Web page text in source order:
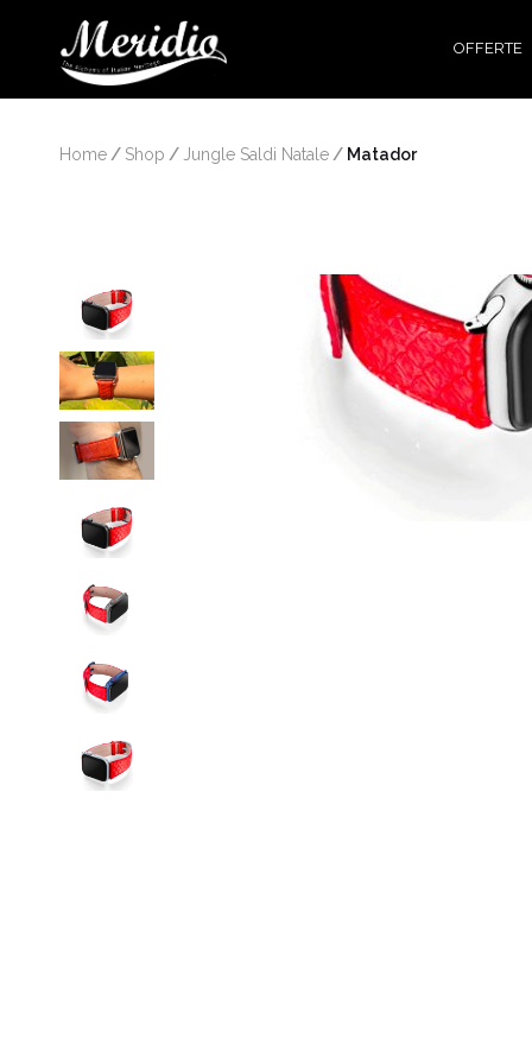
OFFERTE
Home / Shop / Jungle Saldi Natale / Matador